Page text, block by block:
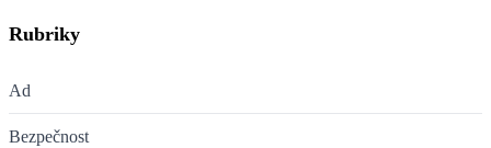
Rubriky
Ad
Bezpečnost